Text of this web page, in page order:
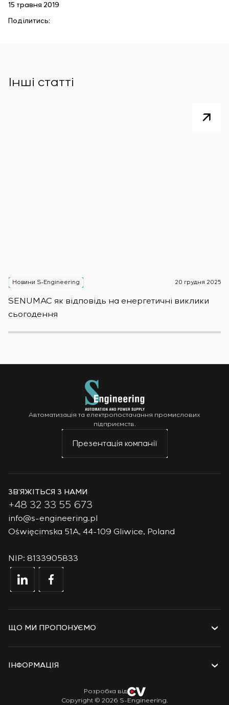
15 травня 2019
Поділитись:
Інші статті
Новини S-Engineering 20 грудня 2025
SENUMAC як відповідь на енергетичні виклики
сьогодення
Автоматизація та електропостачання промислових
підприємств.
Презентація компанії
ЗВ’ЯЖІТЬСЯ З НАМИ
+48 32 33 55 673
info@s-engineering.pl
Oświęcimska 51A, 44-109 Gliwice, Poland
NIP: 8133905833
ЩО МИ ПРОПОНУЄМО
Рішення
ІНФОРМАЦІЯ
Copyright © 2026 S-Engineering.
Розробка від